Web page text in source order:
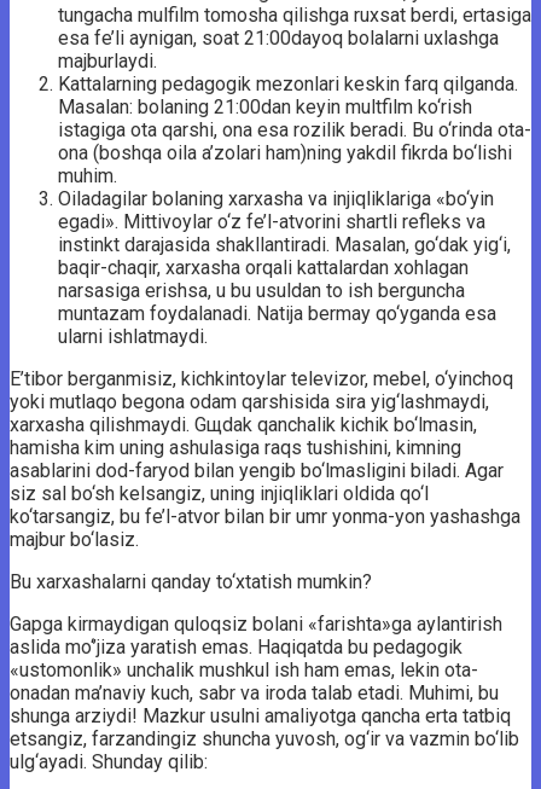
tungacha mulfilm tomosha qilishga ruxsat berdi, ertasiga
esa fe’li aynigan, soat 21:00dayoq bolalarni uxlashga
majburlaydi.
Kattalarning pedagogik mezonlari keskin farq qilganda.
Masalan: bolaning 21:00dan keyin multfilm ko‘rish
istagiga ota qarshi, ona esa rozilik beradi. Bu o‘rinda ota-
ona (boshqa oila a’zolari ham)ning yakdil fikrda bo‘lishi
muhim.
Oiladagilar bolaning xarxasha va injiqliklariga «bo‘yin
egadi». Mittivoylar o‘z fe’l-atvorini shartli refleks va
instinkt darajasida shakllantiradi. Masalan, go‘dak yig‘i,
baqir-chaqir, xarxasha orqali kattalardan xohlagan
narsasiga erishsa, u bu usuldan to ish berguncha
muntazam foydalanadi. Natija bermay qo‘yganda esa
ularni ishlatmaydi.
E’tibor berganmisiz, kichkintoylar televizor, mebel, o‘yinchoq
yoki mutlaqo begona odam qarshisida sira yig‘lashmaydi,
xarxasha qilishmaydi. Gщdak qanchalik kichik bo‘lmasin,
hamisha kim uning ashulasiga raqs tushishini, kimning
asablarini dod-faryod bilan yengib bo‘lmasligini biladi. Agar
siz sal bo‘sh kelsangiz, uning injiqliklari oldida qo‘l
ko‘tarsangiz, bu fe’l-atvor bilan bir umr yonma-yon yashashga
majbur bo‘lasiz.
Bu xarxashalarni qanday to‘xtatish mumkin?
Gapga kirmaydigan quloqsiz bolani «farishta»ga aylantirish
aslida mo‘’jiza yaratish emas. Haqiqatda bu pedagogik
«ustomonlik» unchalik mushkul ish ham emas, lekin ota-
onadan ma’naviy kuch, sabr va iroda talab etadi. Muhimi, bu
shunga arziydi! Mazkur usulni amaliyotga qancha erta tatbiq
etsangiz, farzandingiz shuncha yuvosh, og‘ir va vazmin bo‘lib
ulg‘ayadi. Shunday qilib: